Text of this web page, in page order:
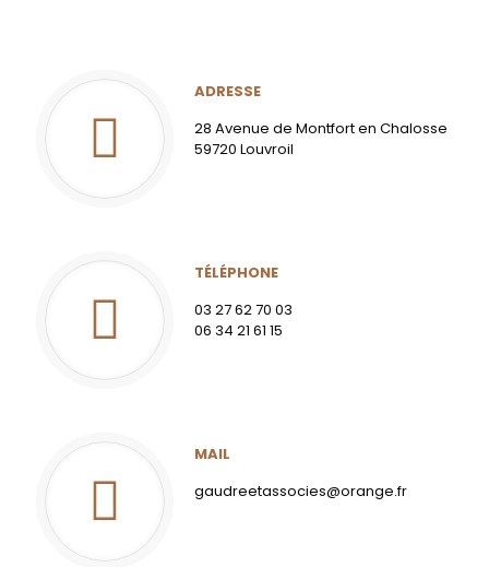
ADRESSE
28 Avenue de Montfort en Chalosse
59720 Louvroil
TÉLÉPHONE
03 27 62 70 03
06 34 21 61 15
MAIL
gaudreetassocies@orange.fr